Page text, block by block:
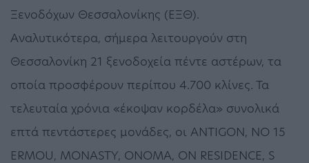
Ξενοδόχων Θεσσαλονίκης (ΕΞΘ).
Αναλυτικότερα, σήμερα λειτουργούν στη
Θεσσαλονίκη 21 ξενοδοχεία πέντε αστέρων, τα
οποία προσφέρουν περίπου 4.700 κλίνες. Τα
τελευταία χρόνια «έκοψαν κορδέλα» συνολικά
επτά πεντάστερες μονάδες, οι ANTIGON, NO 15
ERMOU, MONASTY, ONOMA, ON RESIDENCE, S